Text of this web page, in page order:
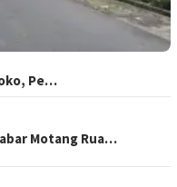
Pe…
Motang Rua…